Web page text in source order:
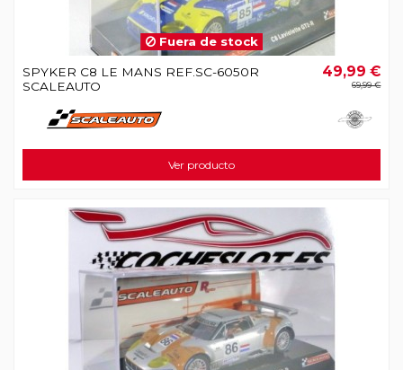
Fuera de stock
SPYKER C8 LE MANS REF.SC-6050R
SCALEAUTO
49,99 €
69,99 €
Ver producto